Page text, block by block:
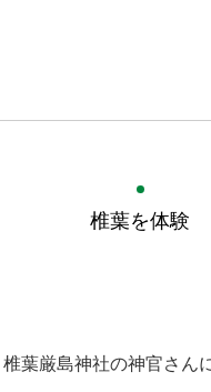
椎葉を体験
椎葉厳島神社の神官さん